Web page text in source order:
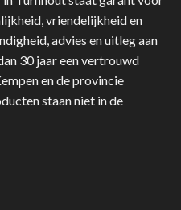
vriendelijkheid en
advies en uitleg aan
30 jaar een vertrouwd
en de provincie
staan niet in de